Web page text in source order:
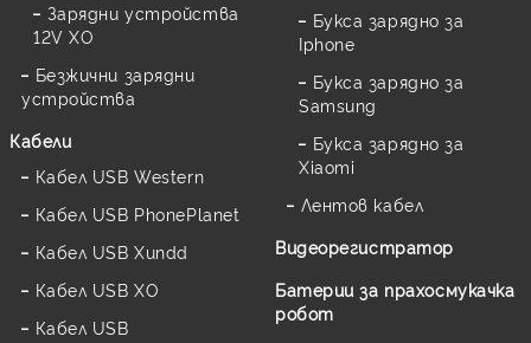
Зарядни устройства
12V XO
Безжични зарядни
устройства
Кабели
Кабел USB Western
Кабел USB PhonePlanet
Кабел USB Xundd
Кабел USB XO
Кабел USB
Букса зарядно за
Iphone
Букса зарядно за
Samsung
Букса зарядно за
Xiaomi
Лентов кабел
Видеорегистратор
Батерии за прахосмукачка
робот